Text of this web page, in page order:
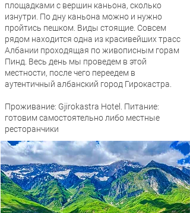
площадками с вершин каньона, сколько
изнутри. По дну каньона можно и нужно
пройтись пешком. Виды стоящие. Совсем
рядом находится одна из красивейших трасс
Албании проходящая по живописным горам
Пинд. Весь день мы проведем в этой
местности, после чего переедем в
аутентичный албанский город Гирокастра.
Проживание: Gjirokastra Hotel. Питание:
готовим самостоятельно либо местные
ресторанчики